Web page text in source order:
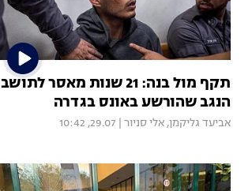
תקף מול בנה: 21 שנות מאסר לתושב
הנגב שהורשע באונס בגדרה
אביעד גליקמן, אלי סניור 29.07, 10:42